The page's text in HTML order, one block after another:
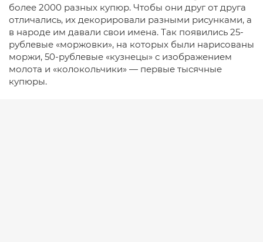
более 2000 разных купюр. Чтобы они друг от друга
отличались, их декорировали разными рисунками, а
в народе им давали свои имена. Так появились 25-
рублевые «моржовки», на которых были нарисованы
моржи, 50-рублевые «кузнецы» с изображением
молота и «колокольчики» — первые тысячные
купюры.